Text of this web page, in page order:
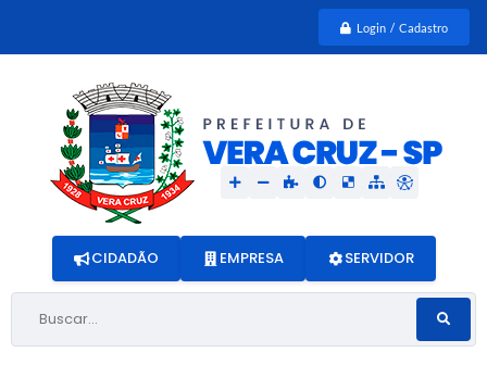
Login / Cadastro
Buscar...
CIDADÃO EMPRESA SERVIDOR